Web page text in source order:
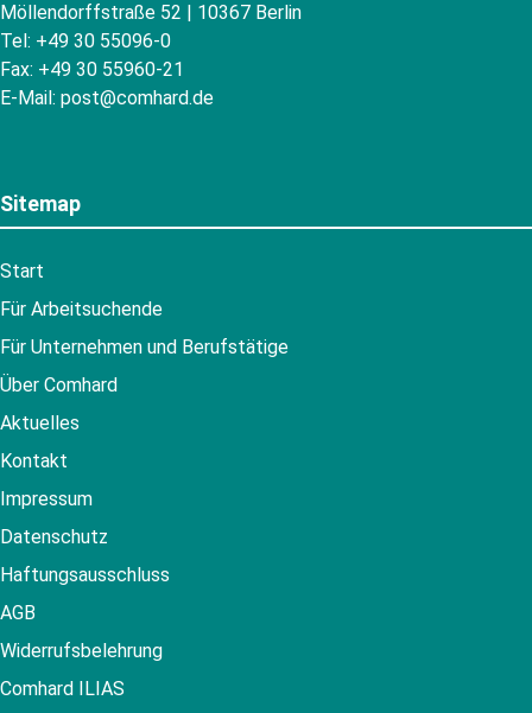
Möllendorffstraße 52 | 10367 Berlin
Tel: +49 30 55096-0
Fax: +49 30 55960-21
E-Mail: post@comhard.de
Sitemap
Start
Für Arbeitsuchende
Für Unternehmen und Berufstätige
Über Comhard
Aktuelles
Kontakt
Impressum
Datenschutz
Haftungsausschluss
AGB
Widerrufsbelehrung
Comhard ILIAS